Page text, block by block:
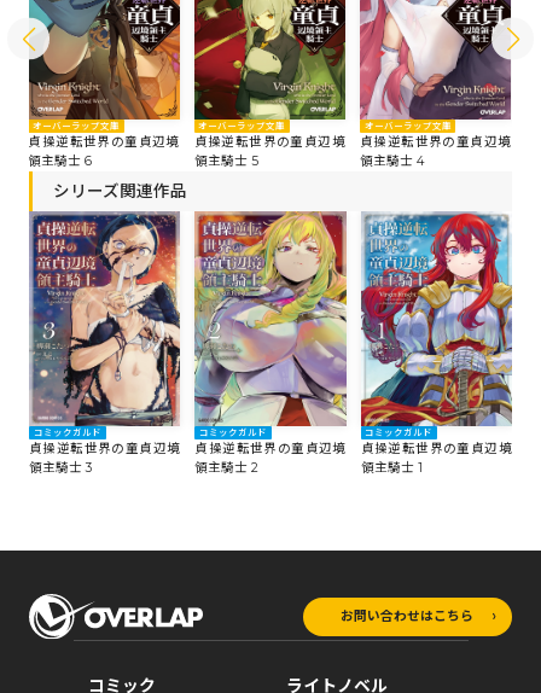
オーバーラップ文庫
貞操逆転世界の童貞辺境
領主騎士 6
オーバーラップ文庫
貞操逆転世界の童貞辺境
領主騎士 5
オーバーラップ文庫
貞操逆転世界の童貞辺境
領主騎士 4
シリーズ関連作品
コミックガルド
貞操逆転世界の童貞辺境
領主騎士 3
コミックガルド
貞操逆転世界の童貞辺境
領主騎士 2
コミックガルド
貞操逆転世界の童貞辺境
領主騎士 1
お問い合わせはこちら
コミック ライトノベル